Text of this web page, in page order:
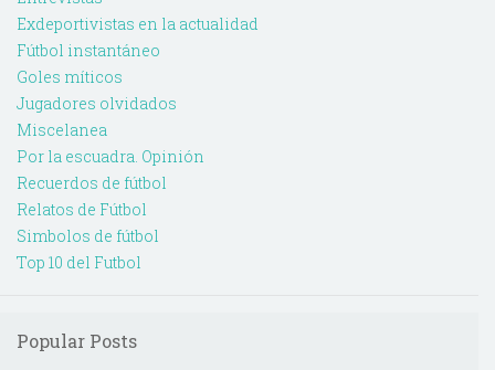
Exdeportivistas en la actualidad
Fútbol instantáneo
Goles míticos
Jugadores olvidados
Miscelanea
Por la escuadra. Opinión
Recuerdos de fútbol
Relatos de Fútbol
Simbolos de fútbol
Top 10 del Futbol
Popular Posts